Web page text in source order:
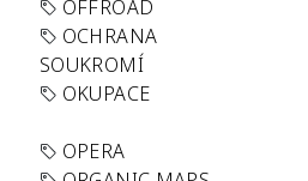
OFFROAD
OCHRANA
SOUKROMÍ
OKUPACE
OPERA